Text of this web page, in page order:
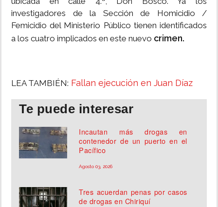
investigadores de la Sección de Homicidio /
Femicidio del Ministerio Público tienen identificados
a los cuatro implicados en este nuevo crimen.
LEA TAMBIÉN: Fallan ejecución en Juan Díaz
Te puede interesar
Incautan más drogas en
contenedor de un puerto en el
Pacífico
Agosto 03, 2026
Tres acuerdan penas por casos
de drogas en Chiriquí